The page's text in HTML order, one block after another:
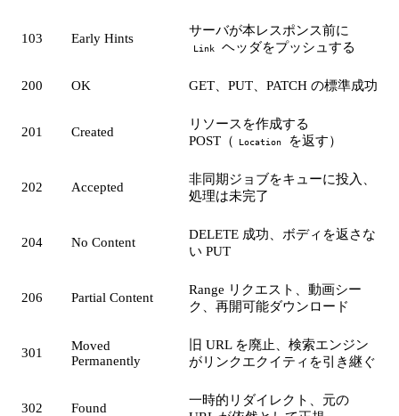
103 Early Hints
サーバが本レスポンス前に
Link ヘッダをプッシュする
200 OK GET、PUT、PATCH の標準成功
201 Created
リソースを作成する
POST（
Location を返す）
202 Accepted
非同期ジョブをキューに投入、
処理は未完了
204 No Content
DELETE 成功、ボディを返さな
い PUT
206 Partial Content
Range リクエスト、動画シー
ク、再開可能ダウンロード
301
Moved
Permanently
旧 URL を廃止、検索エンジン
がリンクエクイティを引き継ぐ
302 Found
一時的リダイレクト、元の